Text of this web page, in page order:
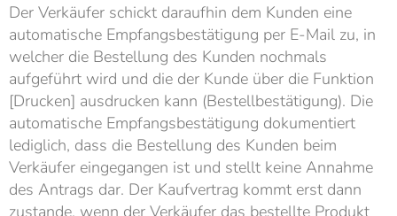
Der Verkäufer schickt daraufhin dem Kunden eine
automatische Empfangsbestätigung per E-Mail zu, in
welcher die Bestellung des Kunden nochmals
aufgeführt wird und die der Kunde über die Funktion
[Drucken] ausdrucken kann (Bestellbestätigung). Die
automatische Empfangsbestätigung dokumentiert
lediglich, dass die Bestellung des Kunden beim
Verkäufer eingegangen ist und stellt keine Annahme
des Antrags dar. Der Kaufvertrag kommt erst dann
zustande, wenn der Verkäufer das bestellte Produkt